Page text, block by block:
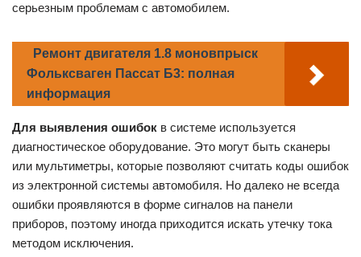
серьезным проблемам с автомобилем.
Ремонт двигателя 1.8 моновпрыск
Фольксваген Пассат Б3: полная
информация
Для выявления ошибок в системе используется
диагностическое оборудование. Это могут быть сканеры
или мультиметры, которые позволяют считать коды ошибок
из электронной системы автомобиля. Но далеко не всегда
ошибки проявляются в форме сигналов на панели
приборов, поэтому иногда приходится искать утечку тока
методом исключения.